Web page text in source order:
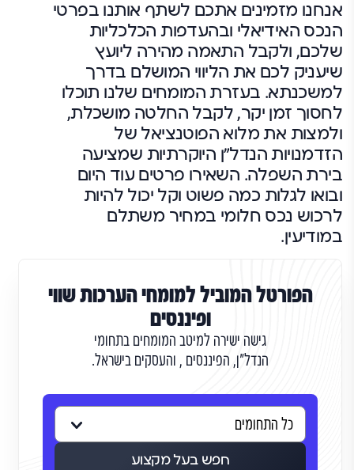
אנחנו מזמינים אתכם לשתף אותנו בפרטי
הנכס האידיאלי ובהעדפות הכלכליות
שלכם, ולקבל התאמה מהירה ליועץ
שיעניק לכם את הליווי המושלם בדרך
למשכנתא. בעזרת המומחים שלנו תוכלו
לחסוך זמן יקר, לקבל החלטה מושכלת,
ולמצות את מלוא הפוטנציאל של
הזדמנויות הנדל"ן היוקרתיות שמציעה
בירת השפלה. השאירו פרטים עוד היום
ובואו לגלות כמה פשוט וקל יכול להיות
לרכוש נכס חלומי במחיר משתלם
במודיעין.
הפורטל המוביל למומחי הערכות שווי
ופיננסים
גישה ישירה למיטב המומחים בתחומי
הנדל"ן, הפיננסים , והעסקים בישראל.
חפש בעל מקצוע